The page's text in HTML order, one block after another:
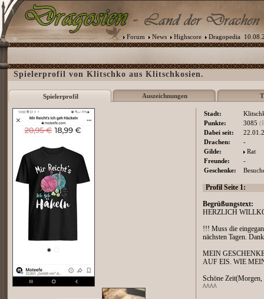
Forum News Highscore Dragopedia
Spielerprofil von Klitschko aus Klitschkosien.
Spielerprofil Auszeichnungen
Stadt:
Punkte:
3085
Dabei seit:
Drachen:
-
Gilde:
Rat
Freunde:
-
Geschenke:
Profil Seite 1:
Begrüßungstext:
HERZLICH
!!! Muss die
nächsten Tagen.
MEIN
AUF EIS. WIE
Schöne Zeit(Morgen,
^^^^